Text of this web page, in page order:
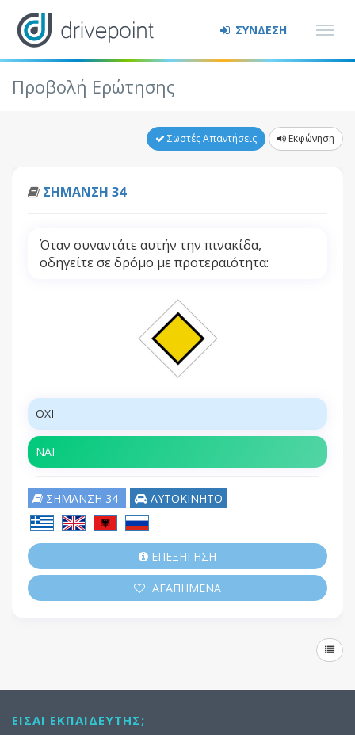
ΣΥΝΔΕΣΗ
Προβολή Ερώτησης
Σωστές Απαντήσεις Εκφώνηση
ΣΗΜΑΝΣΗ 34
Όταν συναντάτε αυτήν την πινακίδα,
οδηγείτε σε δρόμο με προτεραιότητα:
OXI
ΝΑΙ
ΣΗΜΑΝΣΗ 34 ΑΥΤΟΚΙΝΗΤΟ
ΕΠΕΞΗΓΗΣΗ
ΑΓΑΠΗΜΕΝΑ
ΕΊΣΑΙ ΕΚΠΑΙΔΕΥΤΉΣ;